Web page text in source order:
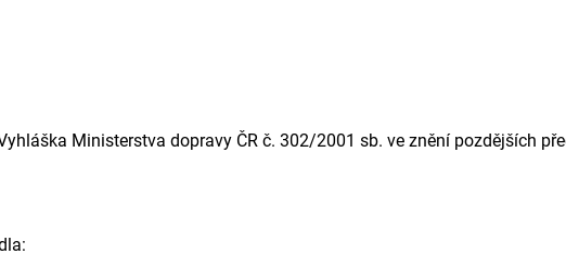
Ministerstva dopravy ČR č. 302/2001 sb. ve znění pozdějších